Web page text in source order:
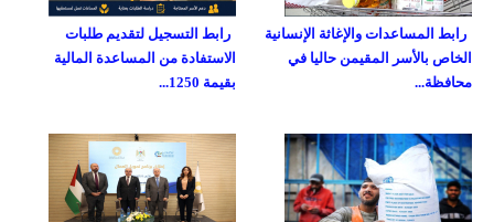
رابط التسجيل لتقديم طلبات
الاستفادة من المساعدة المالية
بقيمة 1250...
رابط المساعدات والإغاثة الإنسانية
الخاص بالأسر المقيمن حاليا في
محافظة...